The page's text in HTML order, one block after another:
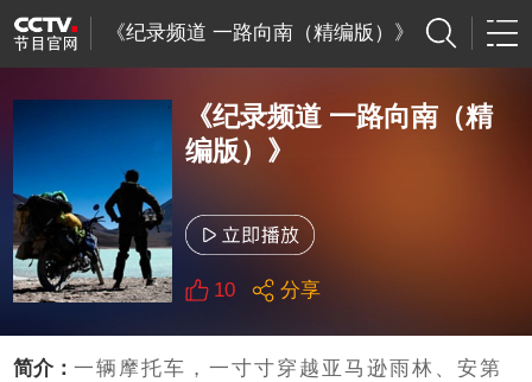
《纪录频道 一路向南（精编版）》
《纪录频道 一路向南（精
编版）》
10 分享
简介：一辆摩托车，一寸寸穿越亚马逊雨林、安第